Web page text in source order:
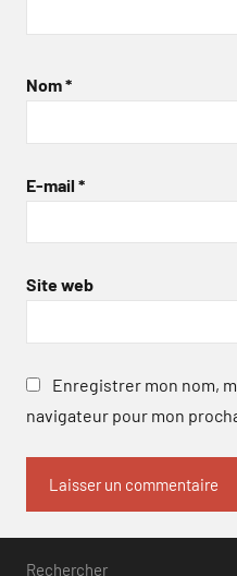
Nom*
E-mail *
Site web
Enregistrer mon nom,
navigateur pour mon
Rechercher